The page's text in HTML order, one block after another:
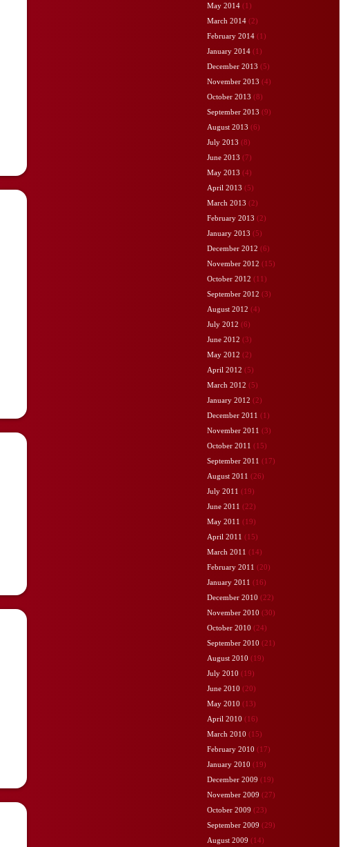
May 2014 (1)
March 2014 (2)
February 2014 (1)
January 2014 (1)
December 2013 (5)
November 2013 (4)
October 2013 (8)
September 2013 (9)
August 2013 (6)
July 2013 (8)
June 2013 (7)
May 2013 (4)
April 2013 (5)
March 2013 (2)
February 2013 (2)
January 2013 (5)
December 2012 (6)
November 2012 (15)
October 2012 (11)
September 2012 (3)
August 2012 (4)
July 2012 (6)
June 2012 (3)
May 2012 (2)
April 2012 (5)
March 2012 (5)
January 2012 (2)
December 2011 (1)
November 2011 (3)
October 2011 (15)
September 2011 (17)
August 2011 (26)
July 2011 (19)
June 2011 (22)
May 2011 (19)
April 2011 (15)
March 2011 (14)
February 2011 (20)
January 2011 (16)
December 2010 (22)
November 2010 (30)
October 2010 (24)
September 2010 (21)
August 2010 (19)
July 2010 (19)
June 2010 (20)
May 2010 (13)
April 2010 (16)
March 2010 (15)
February 2010 (17)
January 2010 (19)
December 2009 (19)
November 2009 (27)
October 2009 (23)
September 2009 (29)
August 2009 (14)